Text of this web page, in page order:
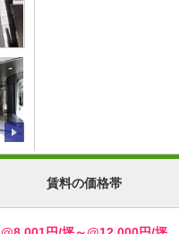
賃料の価格帯